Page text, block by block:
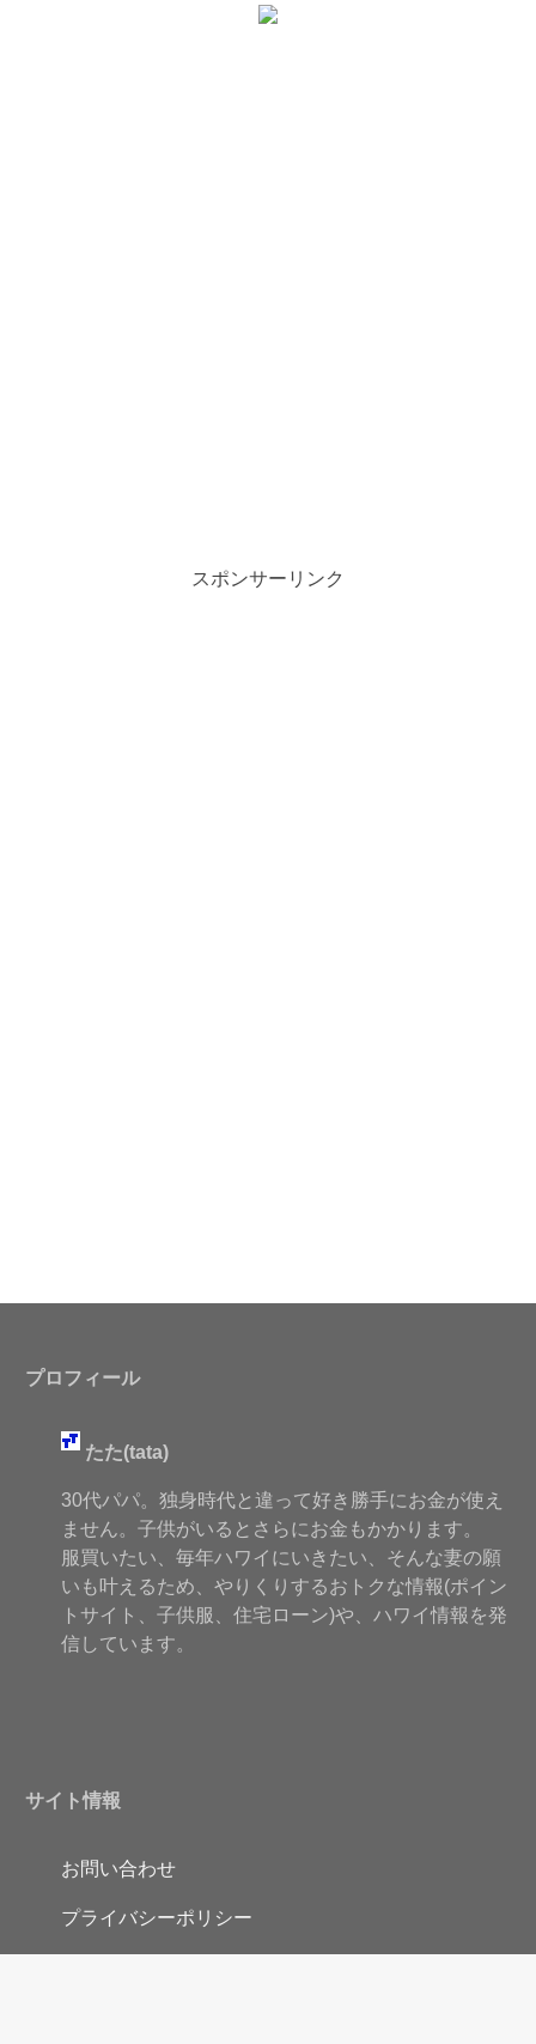
スポンサーリンク
プロフィール
たた(tata)
30代パパ。独身時代と違って好き勝手にお金が使え
ません。子供がいるとさらにお金もかかります。
服買いたい、毎年ハワイにいきたい、そんな妻の願
いも叶えるため、やりくりするおトクな情報(ポイン
トサイト、子供服、住宅ローン)や、ハワイ情報を発
信しています。
サイト情報
お問い合わせ
プライバシーポリシー